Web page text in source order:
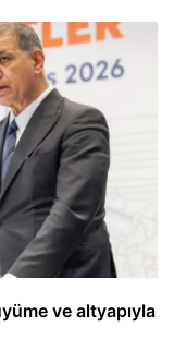
ve altyapıyla